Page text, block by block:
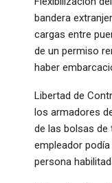
bandera
cargas entre
de un permiso
haber
Libertad de
los armadores
de las bolsas de
empleador
persona